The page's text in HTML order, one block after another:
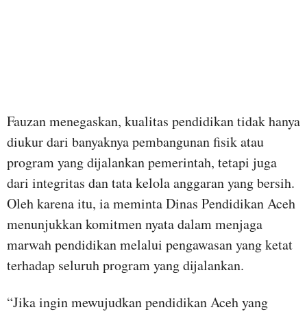
Fauzan menegaskan, kualitas pendidikan tidak hanya
diukur dari banyaknya pembangunan fisik atau
program yang dijalankan pemerintah, tetapi juga
dari integritas dan tata kelola anggaran yang bersih.
Oleh karena itu, ia meminta Dinas Pendidikan Aceh
menunjukkan komitmen nyata dalam menjaga
marwah pendidikan melalui pengawasan yang ketat
terhadap seluruh program yang dijalankan.
“Jika ingin mewujudkan pendidikan Aceh yang